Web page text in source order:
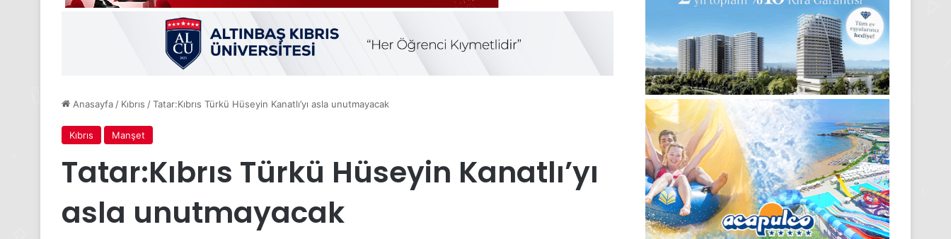
Anasayfa / Kıbrıs /Tatar:Kıbrıs Türkü Hüseyin Kanatlı’yı asla unutmayacak
Kıbrıs Manşet
Tatar:Kıbrıs Türkü Hüseyin Kanatlı’yı
asla unutmayacak